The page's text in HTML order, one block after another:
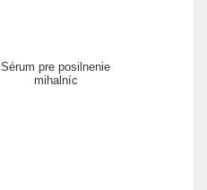
Sérum pre posilnenie
mihalníc